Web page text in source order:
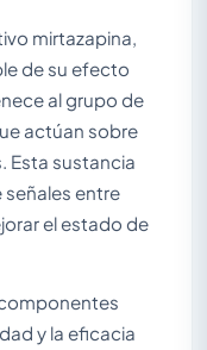
mirtazapina,
de su efecto
al grupo de
actúan sobre
Esta sustancia
señales entre
el estado de
y la eficacia